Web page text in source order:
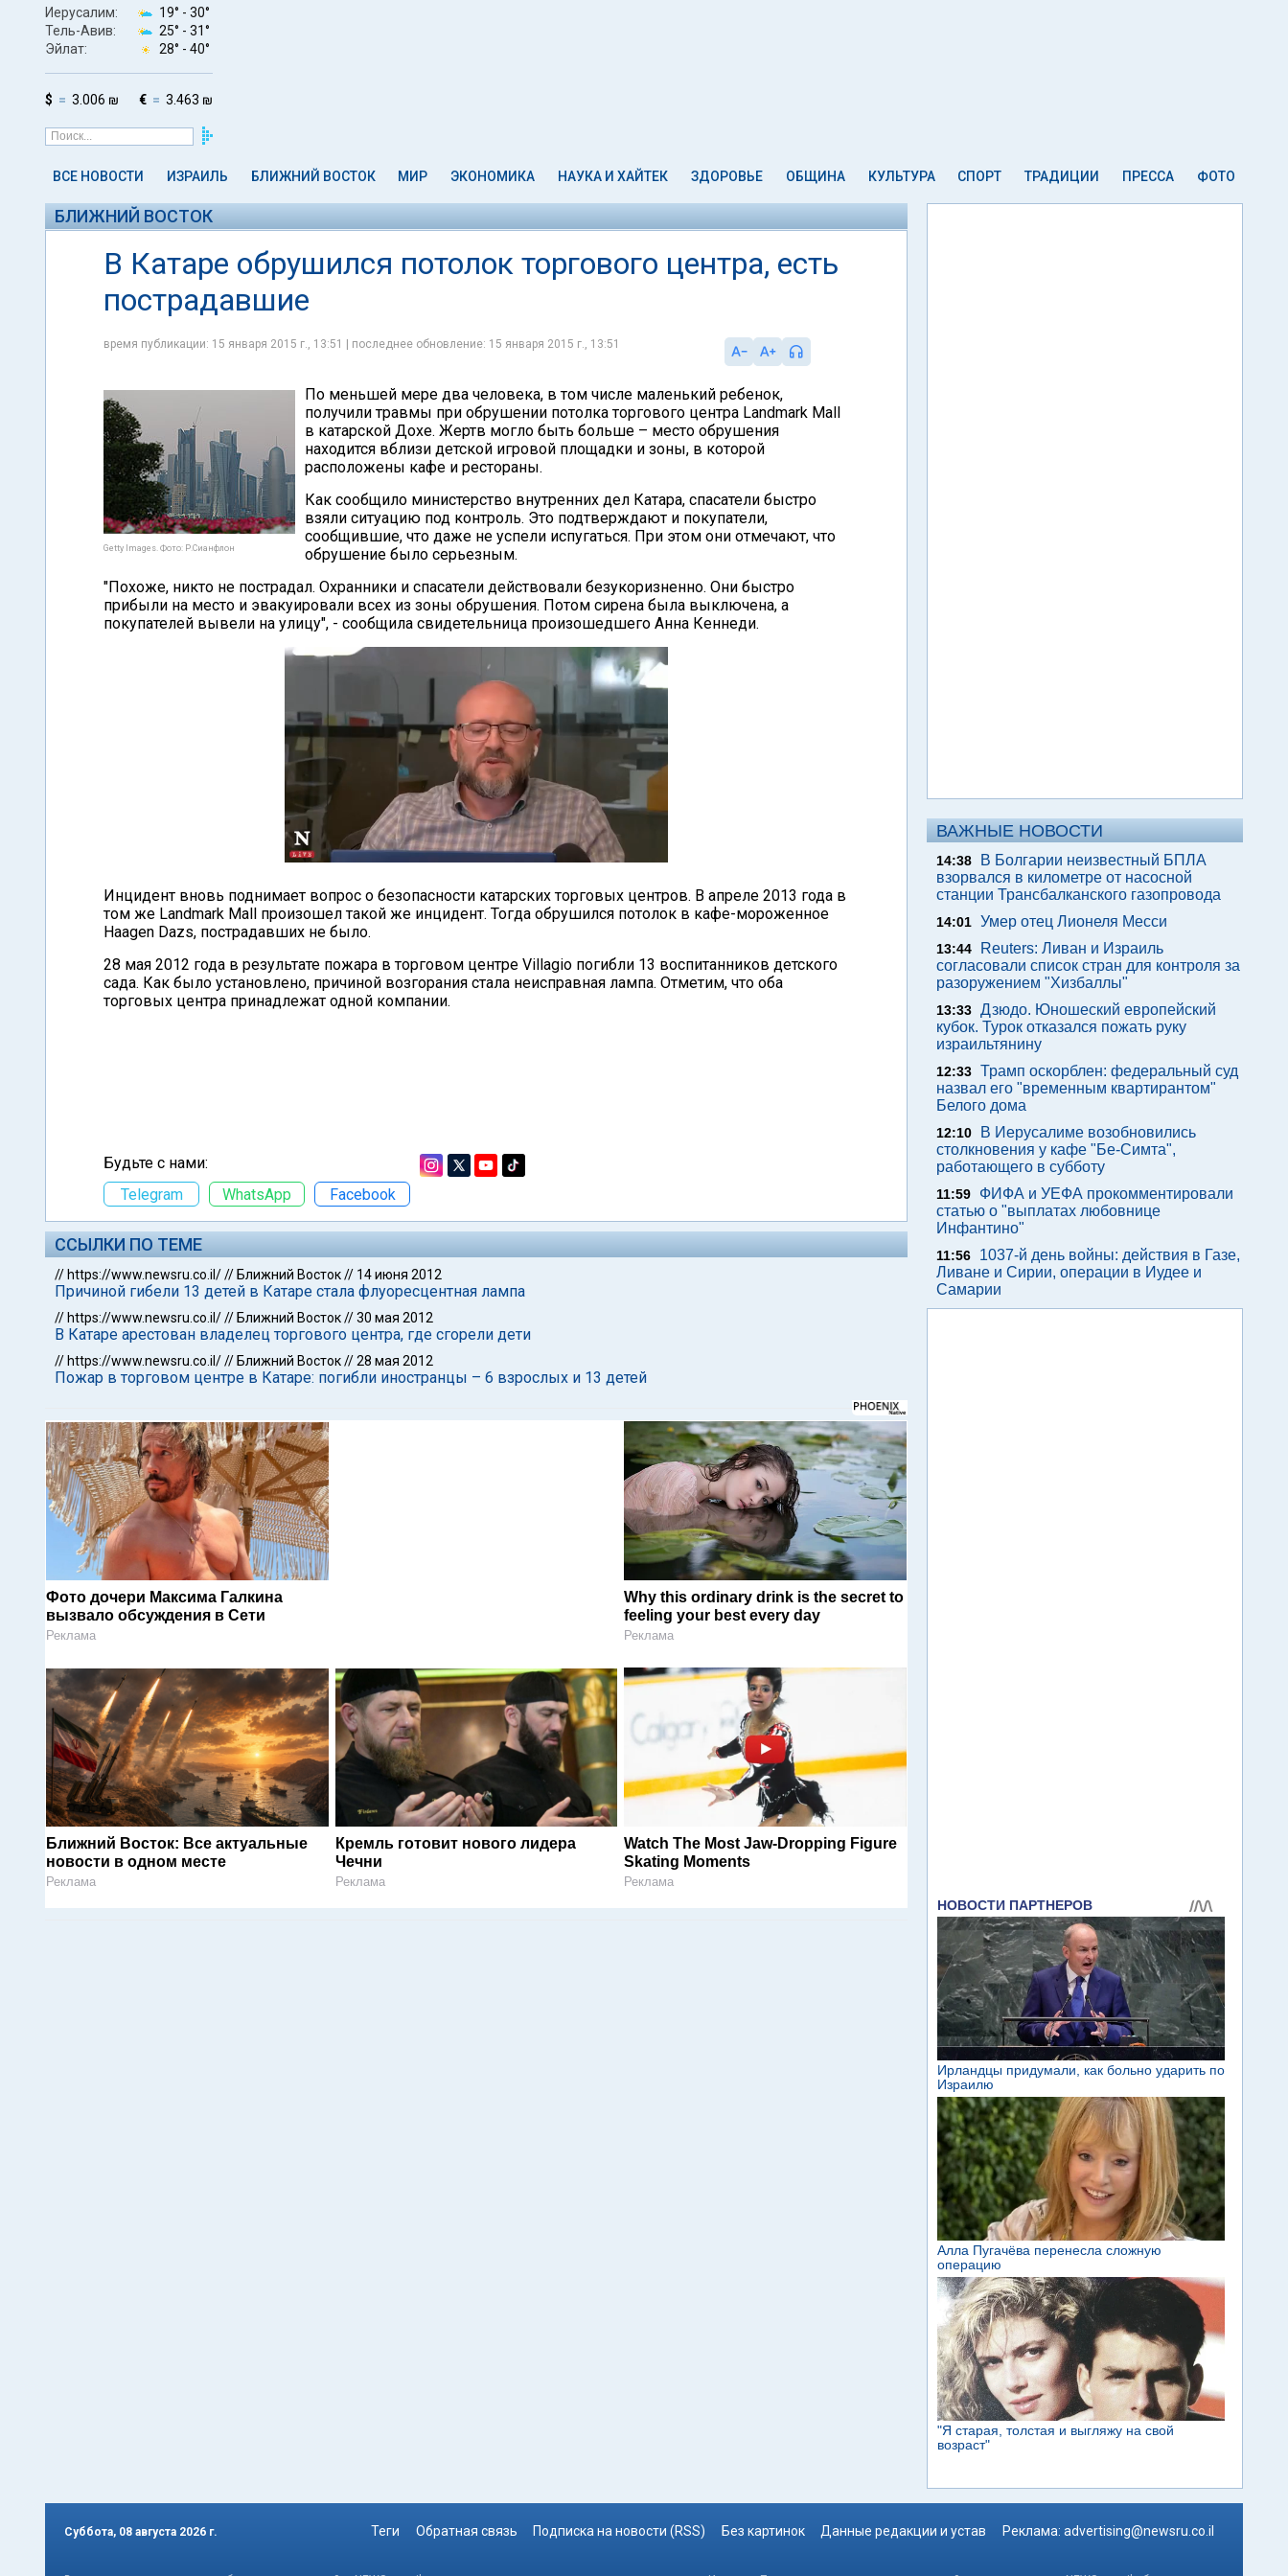
Иерусалим: 19° - 30°
Тель-Авив:
25° - 31°
Эйлат:
28° - 40°
$ 3.006 ₪ € 3.463 ₪
ВСЕ НОВОСТИ ИЗРАИЛЬ БЛИЖНИЙ ВОСТОК МИР ЭКОНОМИКА НАУКА И ХАЙТЕК ЗДОРОВЬЕ ОБЩИНА КУЛЬТУРА СПОРТ ТРАДИЦИИ ПРЕССА ФОТО
БЛИЖНИЙ ВОСТОК
В Катаре обрушился потолок торгового центра, есть
пострадавшие
время публикации: 15 января 2015 г., 13:51 | последнее обновление: 15 января 2015 г., 13:51
Getty Images. Фото: Р.Сианфлон
По меньшей мере два человека, в том числе маленький ребенок,
получили травмы при обрушении потолка торгового центра Landmark Mall
в катарской Дохе. Жертв могло быть больше – место обрушения
находится вблизи детской игровой площадки и зоны, в которой
расположены кафе и рестораны.
Как сообщило министерство внутренних дел Катара, спасатели быстро
взяли ситуацию под контроль. Это подтверждают и покупатели,
сообщившие, что даже не успели испугаться. При этом они отмечают, что
обрушение было серьезным.
"Похоже, никто не пострадал. Охранники и спасатели действовали безукоризненно. Они быстро
прибыли на место и эвакуировали всех из зоны обрушения. Потом сирена была выключена, а
покупателей вывели на улицу", - сообщила свидетельница произошедшего Анна Кеннеди.
Инцидент вновь поднимает вопрос о безопасности катарских торговых центров. В апреле 2013 года в
том же Landmark Mall произошел такой же инцидент. Тогда обрушился потолок в кафе-мороженное
Haagen Dazs, пострадавших не было.
28 мая 2012 года в результате пожара в торговом центре Villagio погибли 13 воспитанников детского
сада. Как было установлено, причиной возгорания стала неисправная лампа. Отметим, что оба
торговых центра принадлежат одной компании.
Будьте с нами:
Telegram
WhatsApp Facebook
ССЫЛКИ ПО ТЕМЕ
// https://www.newsru.co.il/// Ближний Восток// 14 июня 2012
Причиной гибели 13 детей в Катаре стала флуоресцентная лампа
// https://www.newsru.co.il/// Ближний Восток//30 мая 2012
В Катаре арестован владелец торгового центра, где сгорели дети
// https://www.newsru.co.il/// Ближний Восток//28 мая 2012
Пожар в торговом центре в Катаре: погибли иностранцы – 6 взрослых и 13 детей
Фото дочери Максима Галкина
вызвало обсуждения в Сети
Реклама
Why this ordinary drink is the secret to
feeling your best every day
Реклама
Ближний Восток: Все актуальные
новости в одном месте
Реклама
Кремль готовит нового лидера
Чечни
Реклама
Watch The Most Jaw‑Dropping Figure
Skating Moments
Реклама
ВАЖНЫЕ НОВОСТИ
14:38
В Болгарии неизвестный БПЛА
взорвался в километре от насосной
станции Трансбалканского газопровода
14:01 Умер отец Лионеля Месси
13:44
Reuters: Ливан и Израиль
согласовали список стран для контроля за
разоружением "Хизбаллы"
13:33 Дзюдо. Юношеский европейский
кубок. Турок отказался пожать руку
израильтянину
12:33 Трамп оскорблен: федеральный суд
назвал его "временным квартирантом"
Белого дома
12:10
В Иерусалиме возобновились
столкновения у кафе "Бе-Симта",
работающего в субботу
11:59
ФИФА и УЕФА прокомментировали
статью о "выплатах любовнице
Инфантино"
11:56
1037-й день войны: действия в Газе,
Ливане и Сирии, операции в Иудее и
Самарии
Суббота, 08 августа 2026 г. Теги Обратная связь Подписка на новости (RSS) Без картинок Данные редакции и устав Реклама: advertising@newsru.co.il